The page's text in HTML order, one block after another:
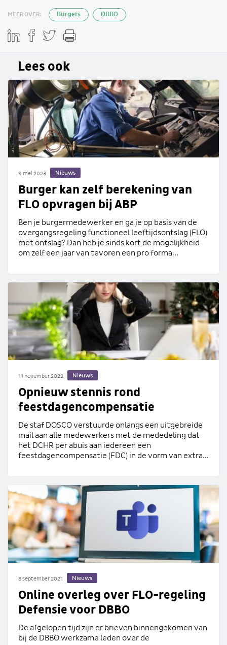
MEER OVER: Burgers DBBO
Lees ook
9 mei 2023 Nieuws
Burger kan zelf berekening van
FLO opvragen bij ABP
Ben je burgermedewerker en ga je op basis van de
overgangsregeling functioneel leeftijdsontslag (FLO)
met ontslag? Dan heb je sinds kort de mogelijkheid
om zelf een jaar van tevoren een pro forma...
11 november 2022 Nieuws
Opnieuw stennis rond
feestdagencompensatie
De staf DOSCO verstuurde onlangs een uitgebreide
mail aan alle medewerkers met de mededeling dat
het DCHR per abuis aan iedereen een
feestdagencompensatie (FDC) in de vorm van extra...
8 september 2021 Nieuws
Online overleg over FLO-regeling
Defensie voor DBBO
De afgelopen tijd zijn er brieven binnengekomen van
bij de DBBO werkzame leden over de